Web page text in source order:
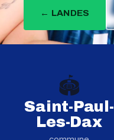
← LANDES
🏟️
Saint-Paul-
Les-Dax